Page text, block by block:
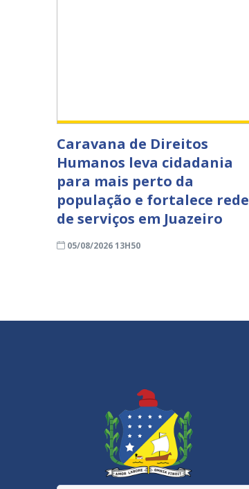
Caravana de Direitos
Humanos leva cidadania
para mais perto da
população e fortalece rede
de serviços em Juazeiro
05/08/2026 13H50